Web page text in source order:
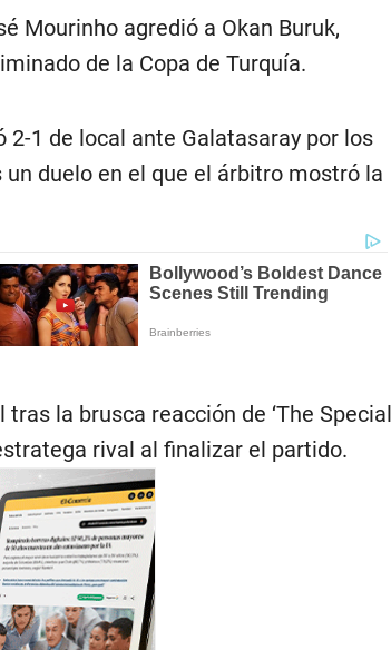
Mourinho agredió a Okan Buruk,
de la Copa de Turquía.
2-1 de local ante Galatasaray por los
duelo en el que el árbitro mostró la
la brusca reacción de ‘The Special
rival al finalizar el partido.